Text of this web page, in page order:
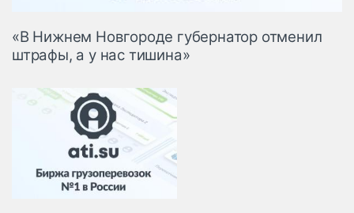
«В Нижнем Новгороде губернатор отменил
штрафы, а у нас тишина»